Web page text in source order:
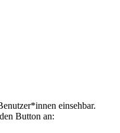
einsehbar.
Button an: